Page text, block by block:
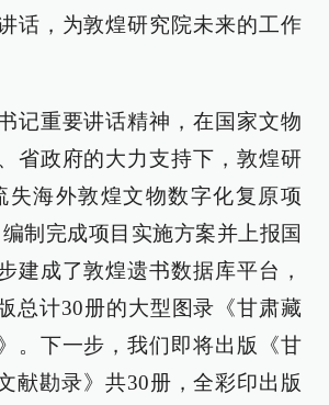
话，为敦煌研究院未来的工作
记重要讲话精神，在国家文物
省政府的大力支持下，敦煌研
失海外敦煌文物数字化复原项
制完成项目实施方案并上报国
建成了敦煌遗书数据库平台，
总计30册的大型图录《甘肃藏
。下一步，我们即将出版《甘
献勘录》共30册，全彩印出版